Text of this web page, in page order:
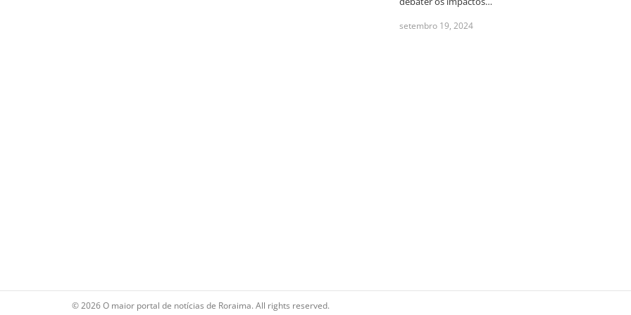
setembro 19, 2024
© 2026 O maior portal de notícias de Roraima. All rights reserved.